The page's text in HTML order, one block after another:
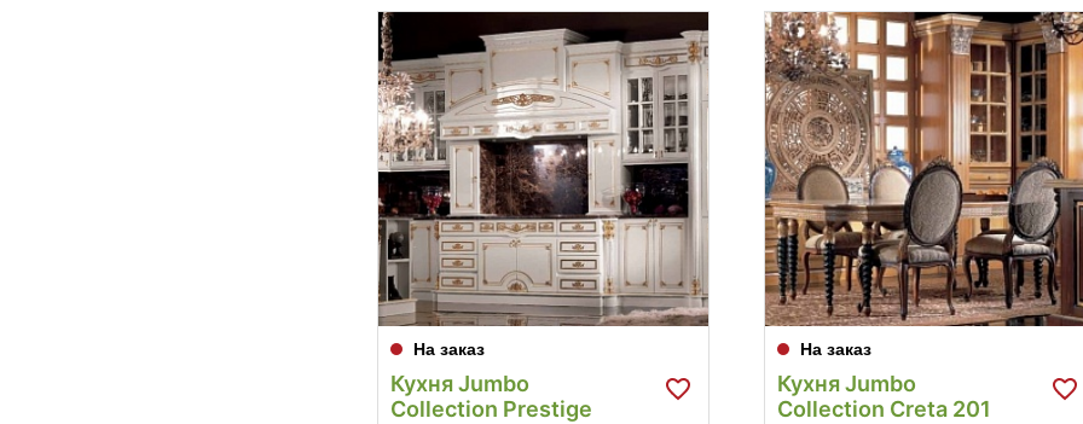
На заказ
Кухня Jumbo
Collection Prestige
На заказ
Кухня Jumbo
Collection Creta 201